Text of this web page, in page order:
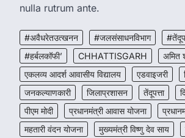
nulla rutrum ante.
#अवैधरेतउत्खनन #जलसंसाधनविभाग
#हर्बलकॉफी’
CHHATTISGARH अमित
एकलव्य आदर्श आवासीय विद्यालय
एडवाइजरी
जनकल्याणकारी
जिलाप्रशासन तेंदूपत्ता
पीएम मोदी
प्रधानमंत्री आवास योजना
महतारी वंदन योजना
मुख्यमंत्री विष्णु देव साय